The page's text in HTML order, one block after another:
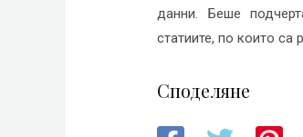
данни. Беше
статиите, по които са
Споделяне